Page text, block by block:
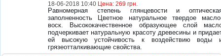
18-06-2018 10:40 Цена:269 грн.
Равномерная степень глянцевости и
заполненность Цветное натуральное твердое
воск. Высококачественное образующее слой
подчеркивает натуральную красоту древесины и
ей высокую устойчивость к воздействию воды
грязеотталкивающие свойства.